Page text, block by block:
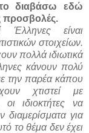
διαβάσω εδώ
προσβολές.
Έλληνες είναι
στοιχείων.
πολλά ιδιωτικά
κάνουν πολύ
την παρέα κάπου
χτιστεί με
ιδιοκτήτες να
για
το θέμα δεν έχει